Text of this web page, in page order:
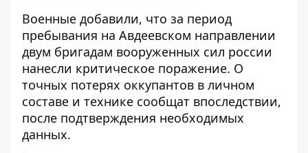
Военные добавили, что за период
пребывания на Авдеевском направлении
двум бригадам вооруженных сил россии
нанесли критическое поражение. О
точных потерях оккупантов в личном
составе и технике сообщат впоследствии,
после подтверждения необходимых
данных.